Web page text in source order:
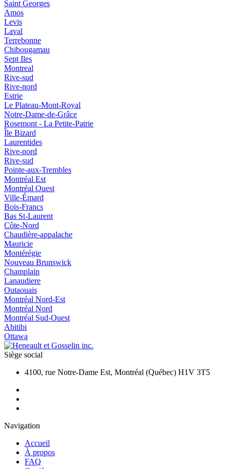
Saint Georges
Amos
Levis
Laval
Terrebonne
Chibougamau
Sept Iles
Montreal
Rive-sud
Rive-nord
Estrie
Le Plateau-Mont-Royal
Notre-Dame-de-Grâce
Rosemont - La Petite-Patrie
Île Bizard
Laurentides
Rive-nord
Rive-sud
Pointe-aux-Trembles
Montréal Est
Montréal Ouest
Ville-Émard
Bois-Francs
Bas St-Laurent
Côte-Nord
Chaudière-appalache
Mauricie
Montérégie
Nouveau Brunswick
Champlain
Lanaudiere
Outaouais
Montréal Nord-Est
Montréal Nord
Montréal Sud-Ouest
Abitibi
Ottawa
Siège social
4100, rue Notre-Dame Est, Montréal (Québec) H1V 3T5
Navigation
Accueil
À propos
FAQ